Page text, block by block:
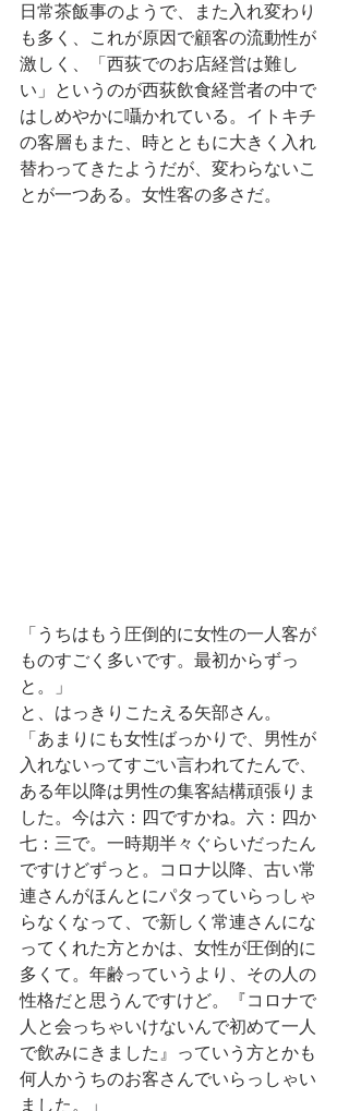
日常茶飯事のようで、また入れ変わり
も多く、これが原因で顧客の流動性が
激しく、「西荻でのお店経営は難し
い」というのが西荻飲食経営者の中で
はしめやかに囁かれている。イトキチ
の客層もまた、時とともに大きく入れ
替わってきたようだが、変わらないこ
とが一つある。女性客の多さだ。
「うちはもう圧倒的に女性の一人客が
ものすごく多いです。最初からずっ
と。」
と、はっきりこたえる矢部さん。
「あまりにも女性ばっかりで、男性が
入れないってすごい言われてたんで、
ある年以降は男性の集客結構頑張りま
した。今は六：四ですかね。六：四か
七：三で。一時期半々ぐらいだったん
ですけどずっと。コロナ以降、古い常
連さんがほんとにパタっていらっしゃ
らなくなって、で新しく常連さんにな
ってくれた方とかは、女性が圧倒的に
多くて。年齢っていうより、その人の
性格だと思うんですけど。『コロナで
人と会っちゃいけないんで初めて一人
で飲みにきました』っていう方とかも
何人かうちのお客さんでいらっしゃい
ました。」